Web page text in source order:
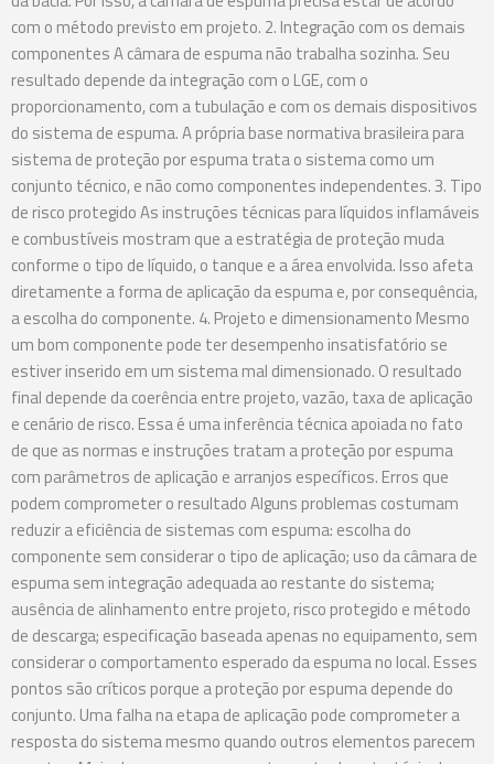
com o método previsto em projeto. 2. Integração com os demais
componentes A câmara de espuma não trabalha sozinha. Seu
resultado depende da integração com o LGE, com o
proporcionamento, com a tubulação e com os demais dispositivos
do sistema de espuma. A própria base normativa brasileira para
sistema de proteção por espuma trata o sistema como um
conjunto técnico, e não como componentes independentes. 3. Tipo
de risco protegido As instruções técnicas para líquidos inflamáveis
e combustíveis mostram que a estratégia de proteção muda
conforme o tipo de líquido, o tanque e a área envolvida. Isso afeta
diretamente a forma de aplicação da espuma e, por consequência,
a escolha do componente. 4. Projeto e dimensionamento Mesmo
um bom componente pode ter desempenho insatisfatório se
estiver inserido em um sistema mal dimensionado. O resultado
final depende da coerência entre projeto, vazão, taxa de aplicação
e cenário de risco. Essa é uma inferência técnica apoiada no fato
de que as normas e instruções tratam a proteção por espuma
com parâmetros de aplicação e arranjos específicos. Erros que
podem comprometer o resultado Alguns problemas costumam
reduzir a eficiência de sistemas com espuma: escolha do
componente sem considerar o tipo de aplicação; uso da câmara de
espuma sem integração adequada ao restante do sistema;
ausência de alinhamento entre projeto, risco protegido e método
de descarga; especificação baseada apenas no equipamento, sem
considerar o comportamento esperado da espuma no local. Esses
pontos são críticos porque a proteção por espuma depende do
conjunto. Uma falha na etapa de aplicação pode comprometer a
resposta do sistema mesmo quando outros elementos parecem